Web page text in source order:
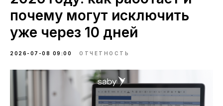
почему могут исключить
уже через 10 дней
2026-07-08 09:00 ОТЧЕТНОСТЬ